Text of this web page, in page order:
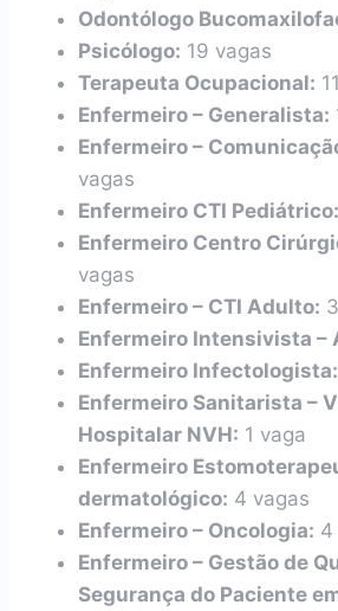
Odontólogo
Psicólogo: 19 vagas
Terapeuta Ocupacional:
Enfermeiro – Generalista:
Enfermeiro –
vagas
Enfermeiro CTI Pediátrico:
Enfermeiro Centro
vagas
Enfermeiro – CTI Adulto:
Enfermeiro Intensivista –
Enfermeiro Infectologista:
Enfermeiro Sanitarista –
Hospitalar NVH: 1 vaga
Enfermeiro
dermatológico: 4 vagas
Enfermeiro – Oncologia: 4
Enfermeiro – Gestão de
Segurança do Paciente